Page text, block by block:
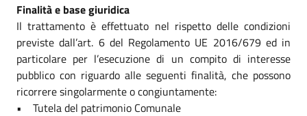
Finalità e base giuridica
Il trattamento è effettuato nel rispetto delle condizioni
previste dall’art. 6 del Regolamento UE 2016/679 ed in
particolare per l’esecuzione di un compito di interesse
pubblico con riguardo alle seguenti finalità, che possono
ricorrere singolarmente o congiuntamente:
• Tutela del patrimonio Comunale